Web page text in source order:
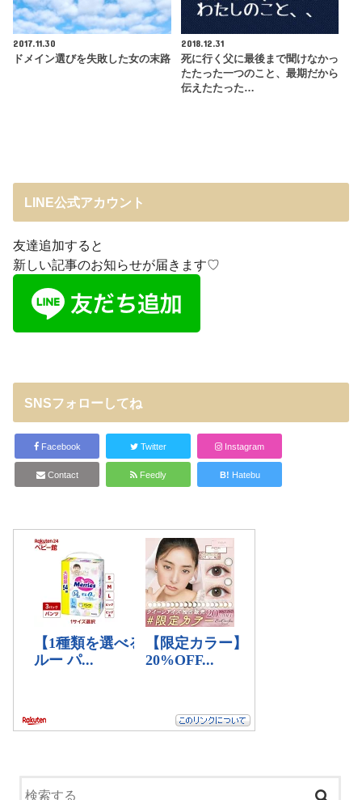
2017.11.30
ドメイン選びを失敗した女の末路
2018.12.31
死に行く父に最後まで聞けなかっ
たたった一つのこと、最期だから
伝えたたった…
LINE公式アカウント
友達追加すると
新しい記事のお知らせが届きます♡
SNSフォローしてね
Facebook Twitter Instagram
Contact Feedly B! Hatebu